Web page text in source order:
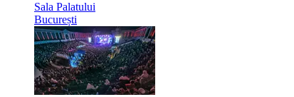
Sala Palatului
București